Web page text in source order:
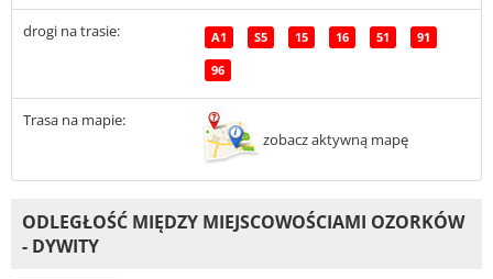
drogi na trasie: A1 S5 15 16 51 91
96
Trasa na mapie:
zobacz aktywną mapę
ODLEGŁOŚĆ MIĘDZY MIEJSCOWOŚCIAMI OZORKÓW
- DYWITY